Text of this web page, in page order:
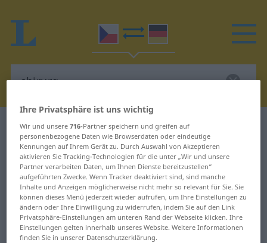
Tschechisch-Deutsch Wörterbuch chirurg
Tschechisch-Deutsch Übersetzung
für "chirurg"
"chirurg" Deutsch Übersetzung
„chirurg“: maskulin
Ihre Privatsphäre ist uns wichtig
Wir und unsere716-Partner speichern und greifen auf
personenbezogene Daten wie Browserdaten oder eindeutige
Kennungen auf Ihrem Gerät zu. Durch Auswahl von Akzeptieren
aktivieren Sie Tracking-Technologien für die unter „Wir und unsere
Partner verarbeiten Daten, um Ihnen Dienste bereitzustellen“
aufgeführten Zwecke. Wenn Tracker deaktiviert sind, sind manche
Inhalte und Anzeigen möglicherweise nicht mehr so relevant für Sie. Sie
können dieses Menü jederzeit wieder aufrufen, um Ihre Einstellungen zu
ändern oder Ihre Einwilligung zu widerrufen, indem Sie auf den Link
Privatsphäre-Einstellungen am unteren Rand der Webseite klicken. Ihre
Einstellungen gelten innerhalb unseres Website. Weitere Informationen
finden Sie in unserer Datenschutzerklärung.